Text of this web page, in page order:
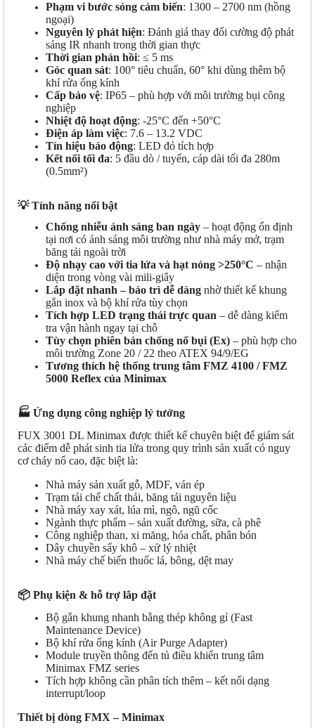
Phạm vi bước sóng cảm biến: 1300 – 2700 nm (hồng
ngoại)
Nguyên lý phát hiện: Đánh giá thay đổi cường độ phát
sáng IR nhanh trong thời gian thực
Thời gian phản hồi: ≤ 5 ms
Góc quan sát: 100° tiêu chuẩn, 60° khi dùng thêm bộ
khí rửa ống kính
Cấp bảo vệ: IP65 – phù hợp với môi trường bụi công
nghiệp
Nhiệt độ hoạt động: -25°C đến +50°C
Điện áp làm việc: 7.6 – 13.2 VDC
Tín hiệu báo động: LED đỏ tích hợp
Kết nối tối đa: 5 đầu dò / tuyến, cáp dài tối đa 280m
(0.5mm²)
💡Tính năng nổi bật
Chống nhiễu ánh sáng ban ngày – hoạt động ổn định
tại nơi có ánh sáng môi trường như nhà máy mở, trạm
băng tải ngoài trời
Độ nhạy cao với tia lửa và hạt nóng >250°C – nhận
diện trong vòng vài mili-giây
Lắp đặt nhanh – bảo trì dễ dàng nhờ thiết kế khung
gắn inox và bộ khí rửa tùy chọn
Tích hợp LED trạng thái trực quan – dễ dàng kiểm
tra vận hành ngay tại chỗ
Tùy chọn phiên bản chống nổ bụi (Ex) – phù hợp cho
môi trường Zone 20 / 22 theo ATEX 94/9/EG
Tương thích hệ thống trung tâm FMZ 4100 / FMZ
5000 Reflex của Minimax
🏭 Ứng dụng công nghiệp lý tưởng
FUX 3001 DL Minimax được thiết kế chuyên biệt để giám sát
các điểm dễ phát sinh tia lửa trong quy trình sản xuất có nguy
cơ cháy nổ cao, đặc biệt là:
Nhà máy sản xuất gỗ, MDF, ván ép
Trạm tái chế chất thải, băng tải nguyên liệu
Nhà máy xay xát, lúa mì, ngô, ngũ cốc
Ngành thực phẩm – sản xuất đường, sữa, cà phê
Công nghiệp than, xi măng, hóa chất, phân bón
Dây chuyền sấy khô – xử lý nhiệt
Nhà máy chế biến thuốc lá, bông, dệt may
📦 Phụ kiện & hỗ trợ lắp đặt
Bộ gắn khung nhanh bằng thép không gỉ (Fast
Maintenance Device)
Bộ khí rửa ống kính (Air Purge Adapter)
Module truyền thông đến tủ điều khiển trung tâm
Minimax FMZ series
Tích hợp không cần phân tích thêm – kết nối dạng
interrupt/loop
Thiết bị dòng FMX – Minimax